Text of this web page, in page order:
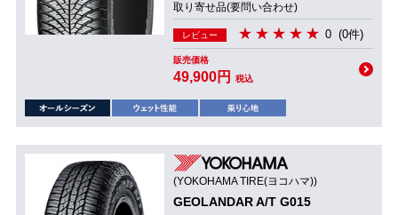
取り寄せ品(要問い合わせ)
レビュー 0 (0件)
販売価格
49,900円 税込
(YOKOHAMA TIRE(ヨコハマ))
GEOLANDAR A/T G015